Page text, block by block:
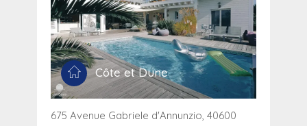
Côte et Dune
675 Avenue Gabriele d'Annunzio, 40600